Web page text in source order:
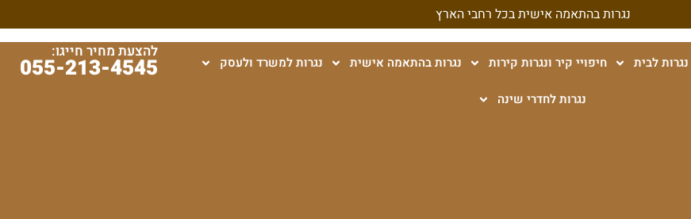
נגרות בהתאמה אישית בכל רחבי הארץ
נגרות לבית חיפויי קיר ונגרות קירות נגרות בהתאמה אישית נגרות למשרד ולעסק
נגרות לחדרי שינה
להצעת מחיר חייגו:
055-213-4545